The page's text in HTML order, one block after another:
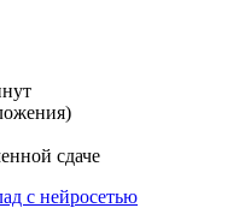
сдаче
с нейросетью